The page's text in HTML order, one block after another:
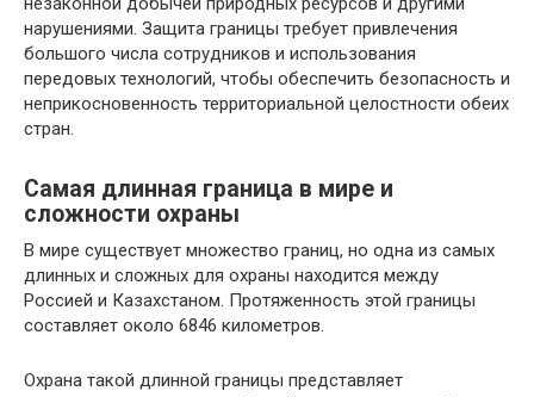
нарушениями. Защита границы требует привлечения
большого числа сотрудников и использования
передовых технологий, чтобы обеспечить безопасность и
неприкосновенность территориальной целостности обеих
стран.
Самая длинная граница в мире и
сложности охраны
В мире существует множество границ, но одна из самых
длинных и сложных для охраны находится между
Россией и Казахстаном. Протяженность этой границы
составляет около 6846 километров.
Охрана такой длинной границы представляет